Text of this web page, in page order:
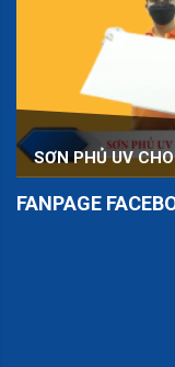
SƠN PHỦ UV
FANPAGE